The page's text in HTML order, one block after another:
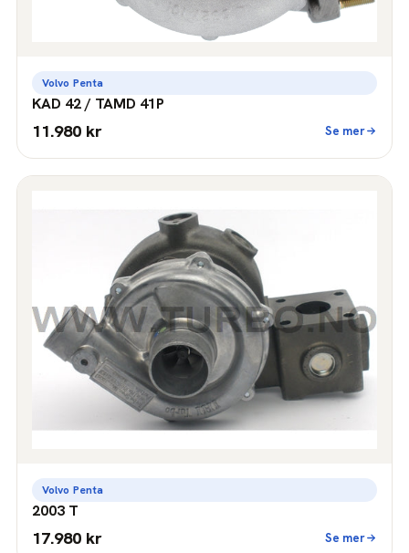
Volvo Penta
KAD 42 / TAMD 41P
11.980 kr Se mer
Volvo Penta
2003 T
17.980 kr Se mer